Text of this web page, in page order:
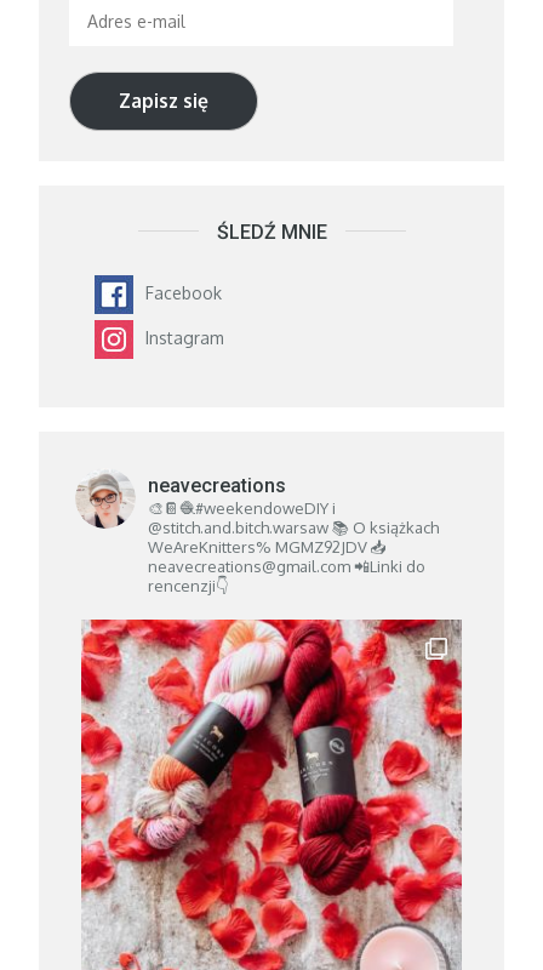
Adres
mail
Zapisz się
ŚLEDŹ MNIE
Facebook
Instagram
neavecreations
🎨📔🧶#weekendoweDIY i
@stitch.and.bitch.warsaw📚 O książkach
WeAreKnitters% MGMZ92JDV📥
neavecreations@gmail.com📲Linki do
rencenzji👇